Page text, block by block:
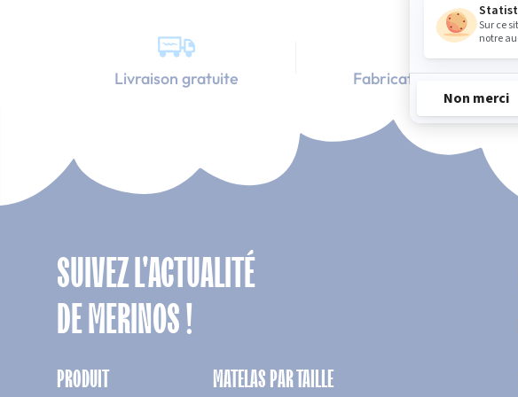
Livraison gratuite Fabrication Française
SUIVEZ L'ACTUALITÉ
DE MERINOS !
PRODUIT MATELAS PAR TAILLE